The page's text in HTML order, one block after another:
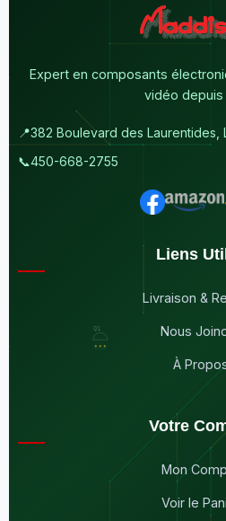
Expert en composants
vidéo depuis
📍382 Boulevard des Laurentides,
📞450-668-2755
Liens
Livraison &
Nous
À
Votre
Mon
Voir le